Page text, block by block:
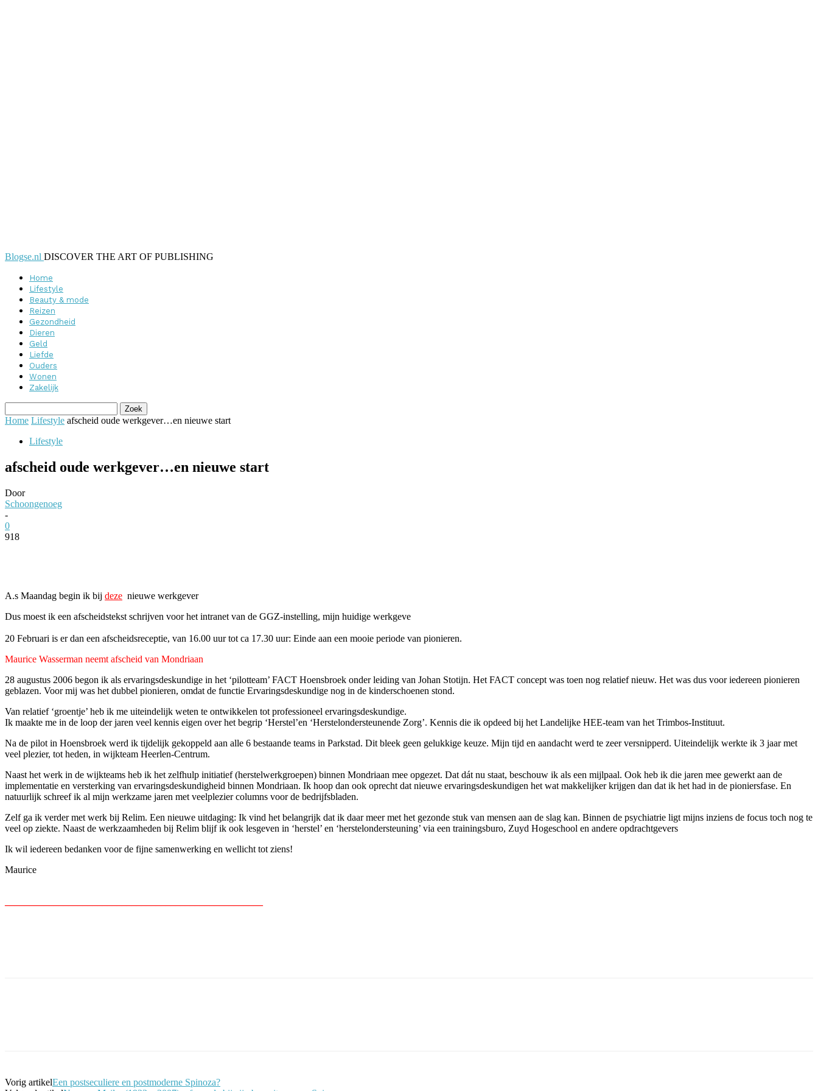
Blogse.nl DISCOVER THE ART OF PUBLISHING
Home
Lifestyle
Beauty & mode
Reizen
Gezondheid
Dieren
Geld
Liefde
Ouders
Wonen
Zakelijk
Home Lifestyle afscheid oude werkgever…en nieuwe start
Lifestyle
afscheid oude werkgever…en nieuwe start
Door
Schoongenoeg
-
0
918
A.s Maandag begin ik bij deze nieuwe werkgever
Dus moest ik een afscheidstekst schrijven voor het intranet van de GGZ-instelling, mijn huidige werkgeve
20 Februari is er dan een afscheidsreceptie, van 16.00 uur tot ca 17.30 uur: Einde aan een mooie periode van pionieren.
Maurice Wasserman neemt afscheid van Mondriaan
28 augustus 2006 begon ik als ervaringsdeskundige in het ‘pilotteam’ FACT Hoensbroek onder leiding van Johan Stotijn. Het FACT concept was toen nog relatief nieuw. Het was dus voor iedereen pionieren
geblazen. Voor mij was het dubbel pionieren, omdat de functie Ervaringsdeskundige nog in de kinderschoenen stond.
Van relatief ‘groentje’ heb ik me uiteindelijk weten te ontwikkelen tot professioneel ervaringsdeskundige.
Ik maakte me in de loop der jaren veel kennis eigen over het begrip ‘Herstel’en ‘Herstelondersteunende Zorg’. Kennis die ik opdeed bij het Landelijke HEE-team van het Trimbos-Instituut.
Na de pilot in Hoensbroek werd ik tijdelijk gekoppeld aan alle 6 bestaande teams in Parkstad. Dit bleek geen gelukkige keuze. Mijn tijd en aandacht werd te zeer versnipperd. Uiteindelijk werkte ik 3 jaar met
veel plezier, tot heden, in wijkteam Heerlen-Centrum.
Naast het werk in de wijkteams heb ik het zelfhulp initiatief (herstelwerkgroepen) binnen Mondriaan mee opgezet. Dat dát nu staat, beschouw ik als een mijlpaal. Ook heb ik die jaren mee gewerkt aan de
implementatie en versterking van ervaringsdeskundigheid binnen Mondriaan. Ik hoop dan ook oprecht dat nieuwe ervaringsdeskundigen het wat makkelijker krijgen dan dat ik het had in de pioniersfase. En
natuurlijk schreef ik al mijn werkzame jaren met veelplezier columns voor de bedrijfsbladen.
Zelf ga ik verder met werk bij Relim. Een nieuwe uitdaging: Ik vind het belangrijk dat ik daar meer met het gezonde stuk van mensen aan de slag kan. Binnen de psychiatrie ligt mijns inziens de focus toch nog te
veel op ziekte. Naast de werkzaamheden bij Relim blijf ik ook lesgeven in ‘herstel’ en ‘herstelondersteuning’ via een trainingsburo, Zuyd Hogeschool en andere opdrachtgevers
Ik wil iedereen bedanken voor de fijne samenwerking en wellicht tot ziens!
Maurice
Vorig artikelEen postseculiere en postmoderne Spinoza?